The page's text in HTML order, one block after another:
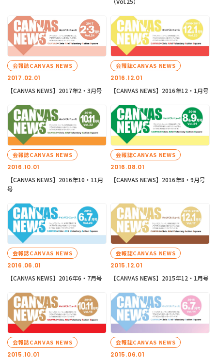
2017.02.01
会報誌CANVAS NEWS
【CANVAS NEWS】2017年2・3月号
2016.12.01
会報誌CANVAS NEWS
【CANVAS NEWS】2016年12・1月号
2016.10.01
会報誌CANVAS NEWS
【CANVAS NEWS】2016年10・11月
号
2016.08.01
会報誌CANVAS NEWS
【CANVAS NEWS】2016年8・9月号
2016.06.01
会報誌CANVAS NEWS
【CANVAS NEWS】2016年6・7月号
2015.12.01
会報誌CANVAS NEWS
【CANVAS NEWS】2015年12・1月号
2015.10.01
会報誌CANVAS NEWS
2015.06.01
会報誌CANVAS NEWS